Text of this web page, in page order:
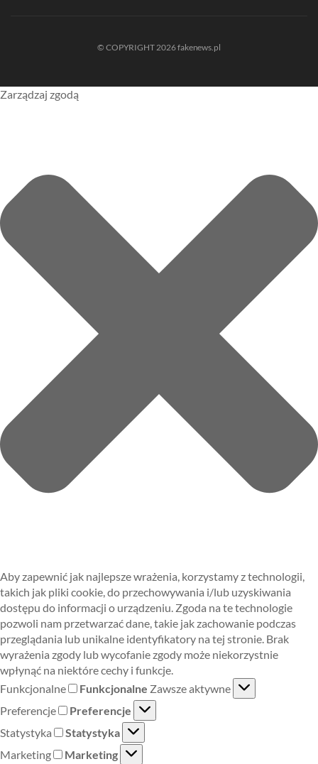
© COPYRIGHT 2026 fakenews.pl
Zarządzaj zgodą
Aby zapewnić jak najlepsze wrażenia, korzystamy z technologii,
takich jak pliki cookie, do przechowywania i/lub uzyskiwania
dostępu do informacji o urządzeniu. Zgoda na te technologie
pozwoli nam przetwarzać dane, takie jak zachowanie podczas
przeglądania lub unikalne identyfikatory na tej stronie. Brak
wyrażenia zgody lub wycofanie zgody może niekorzystnie
wpłynąć na niektóre cechy i funkcje.
Funkcjonalne
Funkcjonalne Zawsze aktywne
Preferencje
Preferencje
Statystyka
Statystyka
Marketing
Marketing